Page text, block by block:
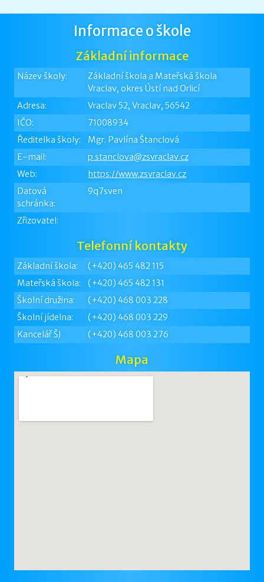
Informace o škole
Základní informace
Název školy:
Základní škola a Mateřská škola
Vraclav, okres Ústí nad Orlicí
Adresa:
Vraclav 52, Vraclav, 56542
IČO:
71008934
Ředitelka školy:
Mgr. Pavlína Štanclová
E-mail:
p.stanclova@zsvraclav.cz
Web:
https://www.zsvraclav.cz
Datová
schránka:
9q7sven
Zřizovatel:
Telefonní kontakty
Základní škola:
(+420) 465 482 115
Mateřská škola:
(+420) 465 482 131
Školní družina:
(+420) 468 003 228
Školní jídelna:
(+420) 468 003 229
Kancelář ŠJ
(+420) 468 003 276
Mapa